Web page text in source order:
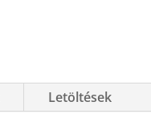
Letöltések